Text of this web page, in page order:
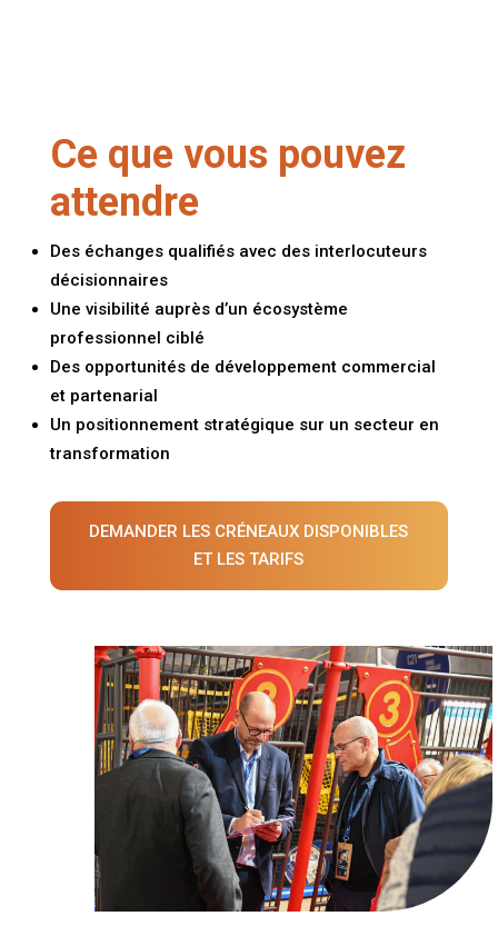
Ce que vous pouvez
attendre
Des échanges qualifiés avec des interlocuteurs
décisionnaires
Une visibilité auprès d’un écosystème
professionnel ciblé
Des opportunités de développement commercial
et partenarial
Un positionnement stratégique sur un secteur en
transformation
DEMANDER LES CRÉNEAUX DISPONIBLES
ET LES TARIFS